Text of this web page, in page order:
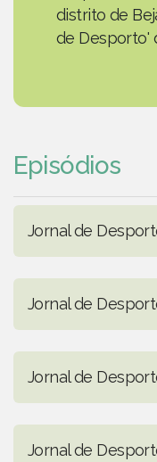
distrito de
de Desporto'
Episódios
Jornal de
Jornal de
Jornal de
Jornal de